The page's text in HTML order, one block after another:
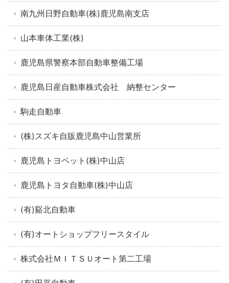
南九州日野自動車(株)鹿児島南支店
山本車体工業(株)
鹿児島県警察本部自動車整備工場
鹿児島日産自動車株式会社 納整センター
駒走自動車
(株)スズキ自販鹿児島中山営業所
鹿児島トヨペット(株)中山店
鹿児島トヨタ自動車(株)中山店
(有)谿北自動車
(有)オートショップフリースタイル
株式会社ＭＩＴＳＵオート第二工場